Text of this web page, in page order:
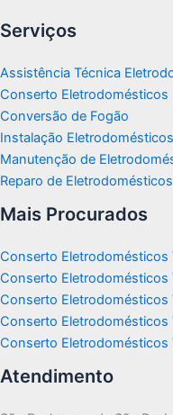
Serviços
Assistência Técnica
Conserto Eletrodomésticos
Conversão de Fogão
Instalação Eletrodomésticos
Manutenção de
Reparo de Eletrodomésticos
Mais Procurados
Conserto Eletrodomésticos
Conserto Eletrodomésticos
Conserto Eletrodomésticos
Conserto Eletrodomésticos
Conserto Eletrodomésticos
Atendimento